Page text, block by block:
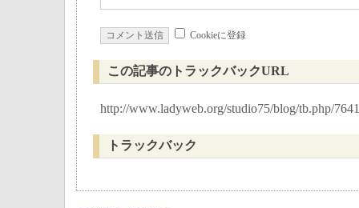
Cookieに登録
この記事のトラックバックURL
http://www.ladyweb.org/studio75/blog/tb.php/7641
トラックバック